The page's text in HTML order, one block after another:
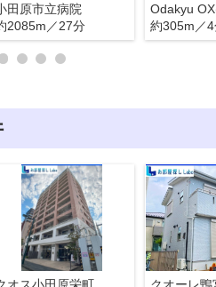
田原市立病院
2085m／27分
約305m／